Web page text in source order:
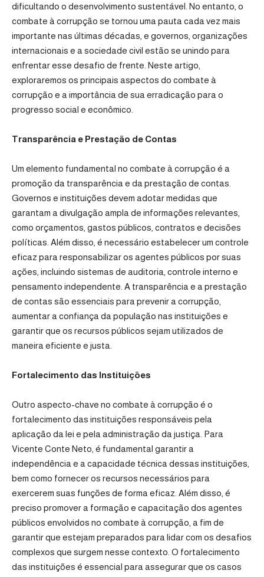
dificultando o desenvolvimento sustentável. No entanto, o
combate à corrupção se tornou uma pauta cada vez mais
importante nas últimas décadas, e governos, organizações
internacionais e a sociedade civil estão se unindo para
enfrentar esse desafio de frente. Neste artigo,
exploraremos os principais aspectos do combate à
corrupção e a importância de sua erradicação para o
progresso social e econômico.
Transparência e Prestação de Contas
Um elemento fundamental no combate à corrupção é a
promoção da transparência e da prestação de contas.
Governos e instituições devem adotar medidas que
garantam a divulgação ampla de informações relevantes,
como orçamentos, gastos públicos, contratos e decisões
políticas. Além disso, é necessário estabelecer um controle
eficaz para responsabilizar os agentes públicos por suas
ações, incluindo sistemas de auditoria, controle interno e
pensamento independente. A transparência e a prestação
de contas são essenciais para prevenir a corrupção,
aumentar a confiança da população nas instituições e
garantir que os recursos públicos sejam utilizados de
maneira eficiente e justa.
Fortalecimento das Instituições
Outro aspecto-chave no combate à corrupção é o
fortalecimento das instituições responsáveis ​​pela
aplicação da lei e pela administração da justiça. Para
Vicente Conte Neto, é fundamental garantir a
independência e a capacidade técnica dessas instituições,
bem como fornecer os recursos necessários para
exercerem suas funções de forma eficaz. Além disso, é
preciso promover a formação e capacitação dos agentes
públicos envolvidos no combate à corrupção, a fim de
garantir que estejam preparados para lidar com os desafios
complexos que surgem nesse contexto. O fortalecimento
das instituições é essencial para assegurar que os casos